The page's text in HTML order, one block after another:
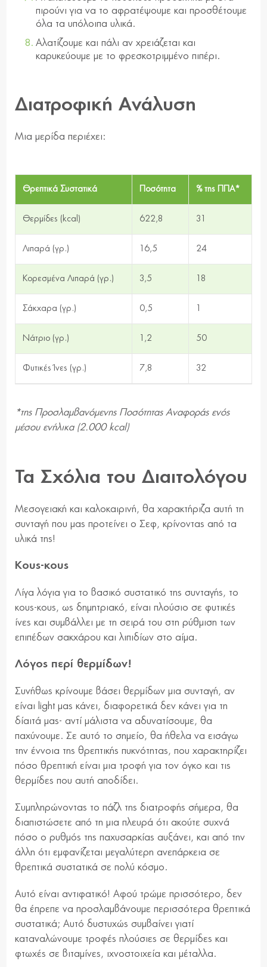
πιρούνι για να το αφρατέψουμε και προσθέτουμε
όλα τα υπόλοιπα υλικά.
Αλατίζουμε και πάλι αν χρειάζεται και
καρυκεύουμε με το φρεσκοτριμμένο πιπέρι.
Διατροφική Ανάλυση
Μια μερίδα περιέχει:
Θρεπτικά Συστατικά Ποσότητα % της ΠΠΑ*
Θερμίδες (kcal) 622,8 31
Λιπαρά (γρ.) 16,5 24
Κορεσμένα Λιπαρά (γρ.) 3,5 18
Σάκχαρα (γρ.) 0,5
Νάτριο (γρ.) 1,2 50
Φυτικές Ίνες (γρ.) 7,8 32
*της Προσλαμβανόμενης Ποσότητας Αναφοράς ενός
μέσου ενήλικα (2.000 kcal)
Τα Σχόλια του Διαιτολόγου
Μεσογειακή και καλοκαιρινή, θα χαρακτήριζα αυτή τη
συνταγή που μας προτείνει ο Σεφ, κρίνοντας από τα
υλικά της!
Κους-κους
Λίγα λόγια για το βασικό συστατικό της συνταγής, το
κους-κους, ως δημητριακό, είναι πλούσιο σε φυτικές
ίνες και συμβάλλει με τη σειρά του στη ρύθμιση των
επιπέδων σακχάρου και λιπιδίων στο αίμα.
Λόγος περί θερμίδων!
Συνήθως κρίνουμε βάσει θερμίδων μια συνταγή, αν
είναι light μας κάνει, διαφορετικά δεν κάνει για τη
δίαιτά μας- αντί μάλιστα να αδυνατίσουμε, θα
παχύνουμε. Σε αυτό το σημείο, θα ήθελα να εισάγω
την έννοια της θρεπτικής πυκνότητας, που χαρακτηρίζει
πόσο θρεπτική είναι μια τροφή για τον όγκο και τις
θερμίδες που αυτή αποδίδει.
Συμπληρώνοντας το πάζλ της διατροφής σήμερα, θα
διαπιστώσετε από τη μια πλευρά ότι ακούτε συχνά
πόσο ο ρυθμός της παχυσαρκίας αυξάνει, και από την
άλλη ότι εμφανίζεται μεγαλύτερη ανεπάρκεια σε
θρεπτικά συστατικά σε πολύ κόσμο.
Αυτό είναι αντιφατικό! Αφού τρώμε πρισσότερο, δεν
θα έπρεπε να προσλαμβάνουμε περισσότερα θρεπτικά
συστατικά; Αυτό δυστυχώς συμβαίνει γιατί
καταναλώνουμε τροφές πλούσιες σε θερμίδες και
φτωχές σε βιταμίνες, ιχνοστοιχεία και μέταλλα.